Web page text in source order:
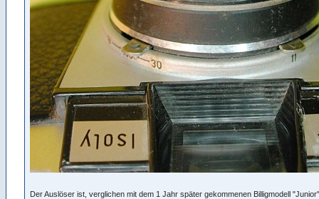
Der Auslöser ist, verglichen mit dem 1 Jahr später gekommenen Billigmodell